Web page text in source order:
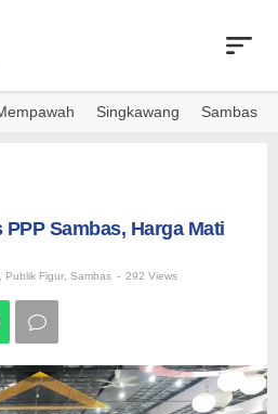
Singkawang Sambas
Sambas, Harga Mati
Publik Figur Sambas - 292 Views